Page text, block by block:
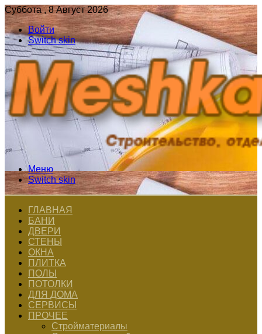
Суббота , 8 Август 2026
Войти
Switch skin
Меню
Switch skin
ГЛАВНАЯ
БАНИ
ДВЕРИ
СТЕНЫ
ОКНА
ПЛИТКА
ПОЛЫ
ПОТОЛКИ
ДЛЯ ДОМА
СЕРВИСЫ
ПРОЧЕЕ
Стройматериалы